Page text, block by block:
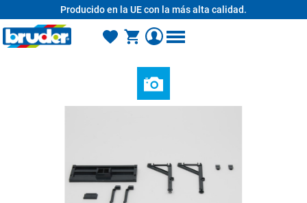
Producido en la UE con la más alta calidad.